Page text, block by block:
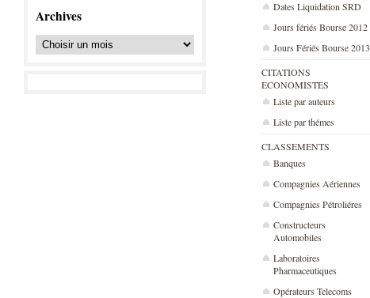
Dates Liquidation SRD
Jours fériés Bourse 2012
Jours Fériés Bourse 2013
CITATIONS
ECONOMISTES
Liste par auteurs
Liste par thémes
CLASSEMENTS
Banques
Compagnies Aériennes
Compagnies Pétroliéres
Constructeurs
Automobiles
Laboratoires
Pharmaceutiques
Opérateurs Telecoms
Archives